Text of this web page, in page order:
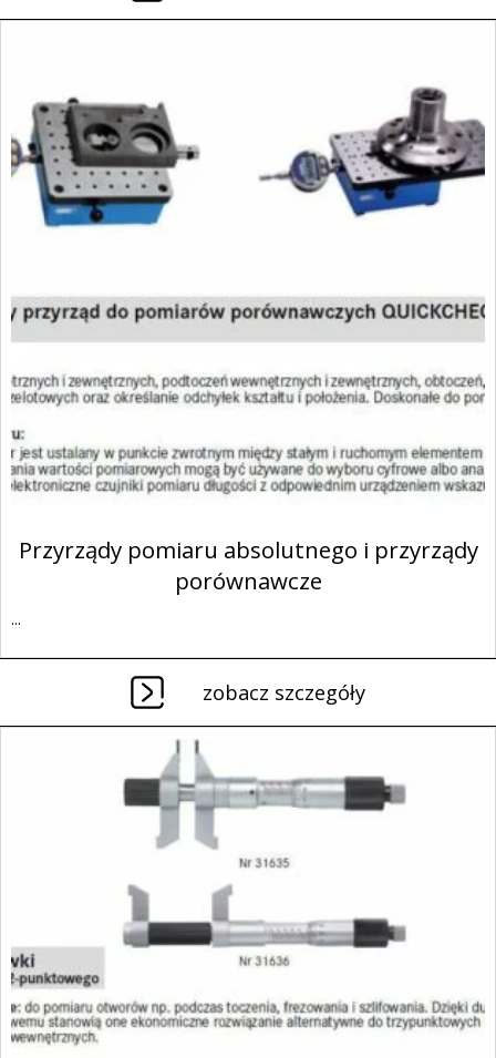
Przyrządy pomiaru absolutnego i przyrządy
porównawcze
...
zobacz szczegóły